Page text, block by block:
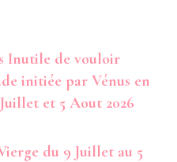
Inutile de vouloir
initiée par Vénus en
et 5 Aout 2026
du 9 Juillet au 5